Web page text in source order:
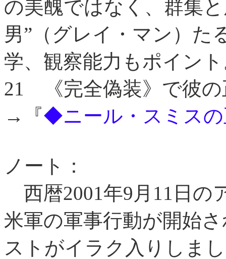
の美醜ではなく、群集
男”（グレイ・マン）た
学、観察能力もポイン
21 《完全偽装》で彼
→『◆ニール・スミス
ノート：
西暦2001年9月11日の
米軍の軍事行動が開始
ストがイラク入りしま